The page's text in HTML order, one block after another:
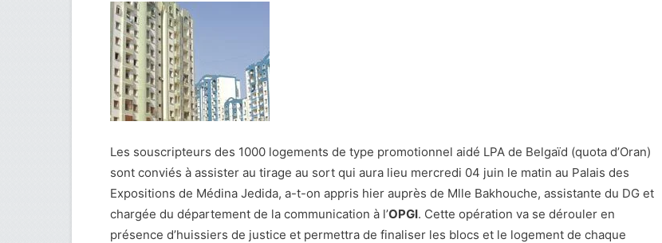
Les souscripteurs des 1000 logements de type promotionnel aidé LPA de Belgaïd (quota d’Oran)
sont conviés à assister au tirage au sort qui aura lieu mercredi 04 juin le matin au Palais des
Expositions de Médina Jedida, a-t-on appris hier auprès de Mlle Bakhouche, assistante du DG et
chargée du département de la communication à l’OPGI. Cette opération va se dérouler en
présence d’huissiers de justice et permettra de finaliser les blocs et le logement de chaque